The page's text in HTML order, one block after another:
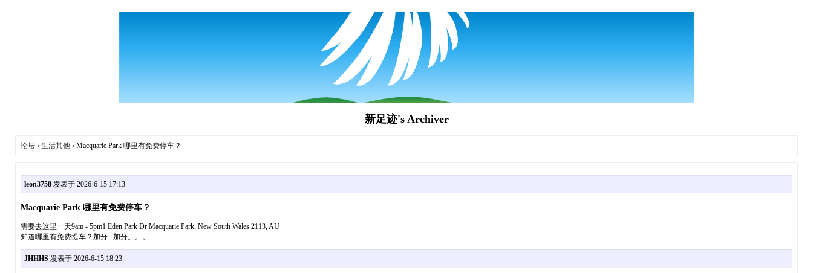
新足迹's Archiver
论坛› 生活其他› Macquarie Park 哪里有免费停车？
leon3758发表于 2026-6-15 17:13
Macquarie Park 哪里有免费停车？
需要去这里一天9am - 5pm1 Eden Park Dr Macquarie Park, New South Wales 2113, AU
知道哪里有免费提车？加分 加分。。。
JHHHS发表于 2026-6-15 18:23